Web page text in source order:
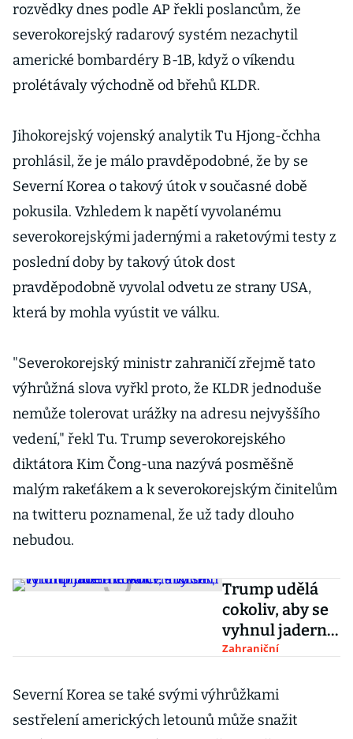
rozvědky dnes podle AP řekli poslancům, že
severokorejský radarový systém nezachytil
americké bombardéry B-1B, když o víkendu
prolétávaly východně od břehů KLDR.
Jihokorejský vojenský analytik Tu Hjong-čchha
prohlásil, že je málo pravděpodobné, že by se
Severní Korea o takový útok v současné době
pokusila. Vzhledem k napětí vyvolanému
severokorejskými jadernými a raketovými testy z
poslední doby by takový útok dost
pravděpodobně vyvolal odvetu ze strany USA,
která by mohla vyústit ve válku.
"Severokorejský ministr zahraničí zřejmě tato
výhrůžná slova vyřkl proto, že KLDR jednoduše
nemůže tolerovat urážky na adresu nejvyššího
vedení," řekl Tu. Trump severokorejského
diktátora Kim Čong-una nazývá posměšně
malým rakeťákem a k severokorejským činitelům
na twitteru poznamenal, že už tady dlouho
nebudou.
Trump udělá
cokoliv, aby se
vyhnul jaderné
válce s KLDR,
financí
Mnuchin
Zahraniční
Severní Korea se také svými výhrůžkami
sestřelení amerických letounů může snažit